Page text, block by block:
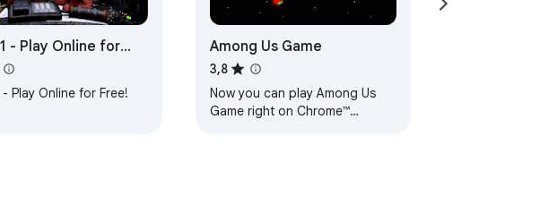
1 - Play Online for
- Play Online for Free!
Among Us Game
3,8
Now you can play Among Us
Game right on Chrome™